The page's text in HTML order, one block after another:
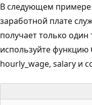
В следующем примере
заработной плате
получает только
используйте функцию
hourly_wage, salary и